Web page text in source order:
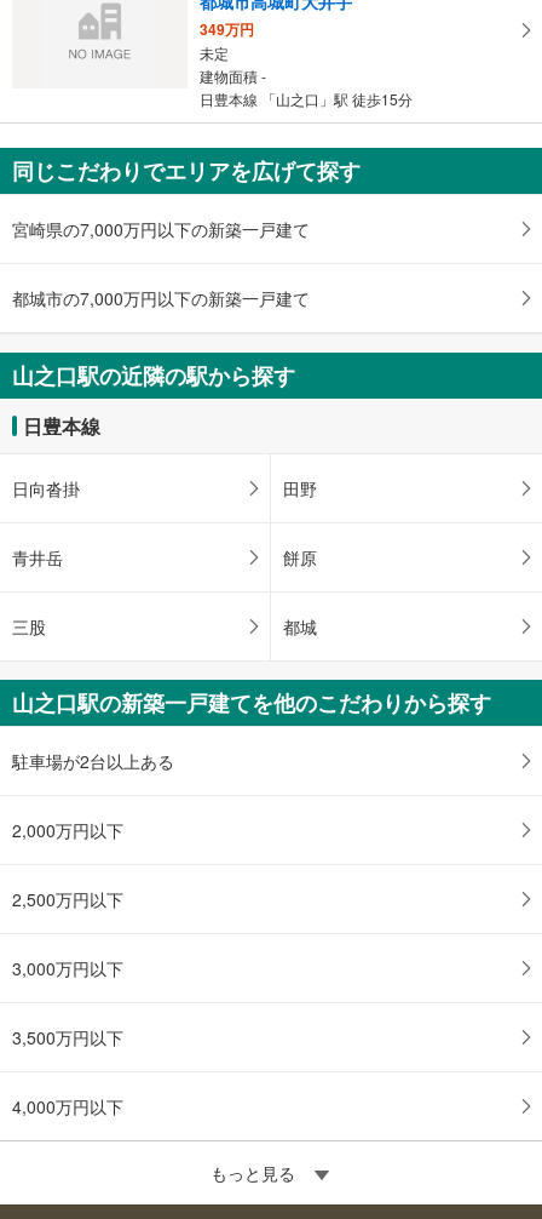
349万円
未定
建物面積 -
日豊本線 「山之口」駅 徒歩15分
同じこだわりでエリアを広げて探す
宮崎県の7,000万円以下の新築一戸建て
都城市の7,000万円以下の新築一戸建て
山之口駅の近隣の駅から探す
日豊本線
日向沓掛 田野
青井岳 餅原
三股 都城
山之口駅の新築一戸建てを他のこだわりから探す
駐車場が2台以上ある
2,000万円以下
2,500万円以下
3,000万円以下
3,500万円以下
4,000万円以下
もっと見る